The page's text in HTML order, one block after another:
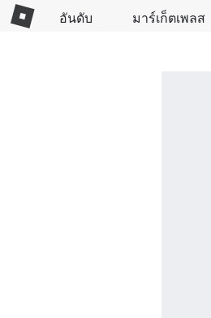
อันดับ มาร์เก็ตเพลส